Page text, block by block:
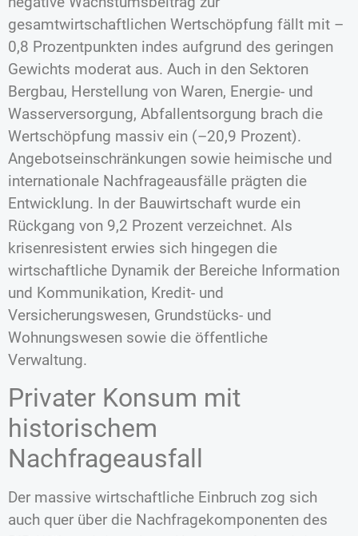
gesamtwirtschaftlichen Wertschöpfung fällt mit –
0,8 Prozentpunkten indes aufgrund des geringen
Gewichts moderat aus. Auch in den Sektoren
Bergbau, Herstellung von Waren, Energie- und
Wasserversorgung, Abfallentsorgung brach die
Wertschöpfung massiv ein (–20,9 Prozent).
Angebotseinschränkungen sowie heimische und
internationale Nachfrageausfälle prägten die
Entwicklung. In der Bauwirtschaft wurde ein
Rückgang von 9,2 Prozent verzeichnet. Als
krisenresistent erwies sich hingegen die
wirtschaftliche Dynamik der Bereiche Information
und Kommunikation, Kredit- und
Versicherungswesen, Grundstücks- und
Wohnungswesen sowie die öffentliche
Verwaltung.
Privater Konsum mit
historischem
Nachfrageausfall
Der massive wirtschaftliche Einbruch zog sich
auch quer über die Nachfragekomponenten des